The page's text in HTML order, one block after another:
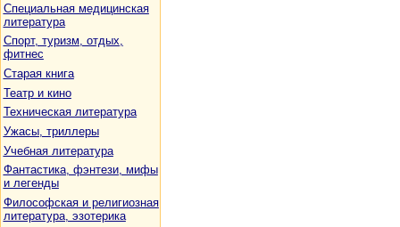
Специальная медицинская
литература
Спорт, туризм, отдых,
фитнес
Старая книга
Театр и кино
Техническая литература
Ужасы, триллеры
Учебная литература
Фантастика, фэнтези, мифы
и легенды
Философская и религиозная
литература, эзотерика